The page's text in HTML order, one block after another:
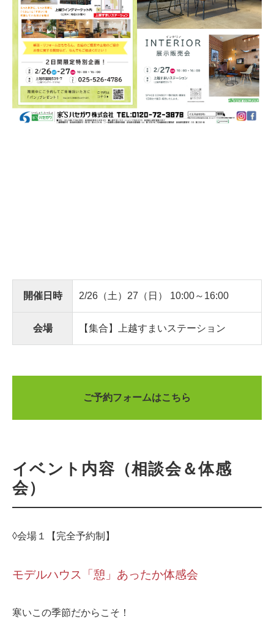
開催日時 2/26（土）27（日） 10:00～16:00
会場 【集合】上越すまいステーション
ご予約フォームはこちら
イベント内容（相談会＆体感
会）
◊会場１【完全予約制】
モデルハウス「憩」あったか体感会
寒いこの季節だからこそ！